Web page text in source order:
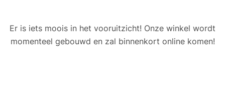
Er is iets moois in het vooruitzicht! Onze winkel wordt
momenteel gebouwd en zal binnenkort online komen!